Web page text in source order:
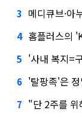
3 메디큐브·아
4 홈플러스의
5 '사내 복지=
6 '탈팡족'은
7 "단 2주를 위